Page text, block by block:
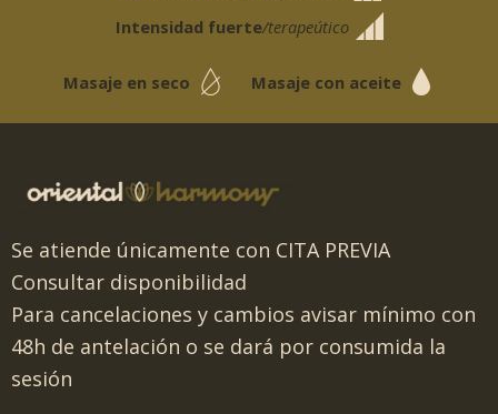
Intensidad fuerte/terapeútico
Masaje en seco Masaje con aceite
Se atiende únicamente con CITA PREVIA
Consultar disponibilidad
Para cancelaciones y cambios avisar mínimo con
48h de antelación o se dará por consumida la
sesión